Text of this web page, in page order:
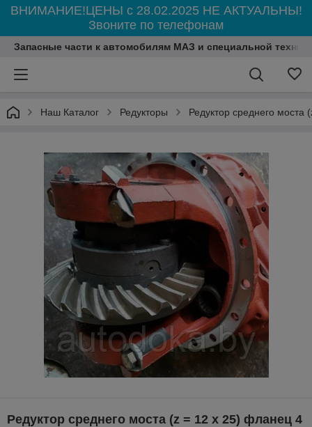
ВНИМАНИЕ!ЦЕНЫ с 28.02.2025 НЕ АКТУАЛЬНЫ!
Звоните по телефонам
Запасные части к автомобилям МАЗ и специальной
Наш Каталог Редукторы Редуктор среднего моста
Редуктор среднего моста (z = 12 x 25) фланец 4